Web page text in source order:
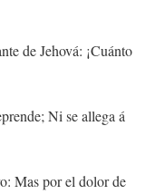
de Jehová: ¡Cuánto
Ni se allega á
Mas por el dolor de